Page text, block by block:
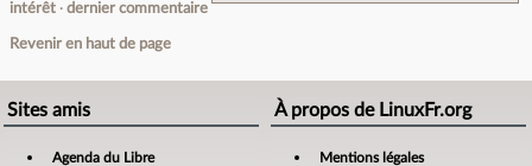
intérêt
dernier commentaire
Revenir en haut de page
Sites amis
Agenda du Libre
À propos de LinuxFr.org
Mentions légales